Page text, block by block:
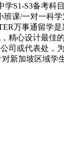
S1-S3备考科目
课/一对一科
万事通留学
精心设计最佳
司或代表处，
新加坡区域学